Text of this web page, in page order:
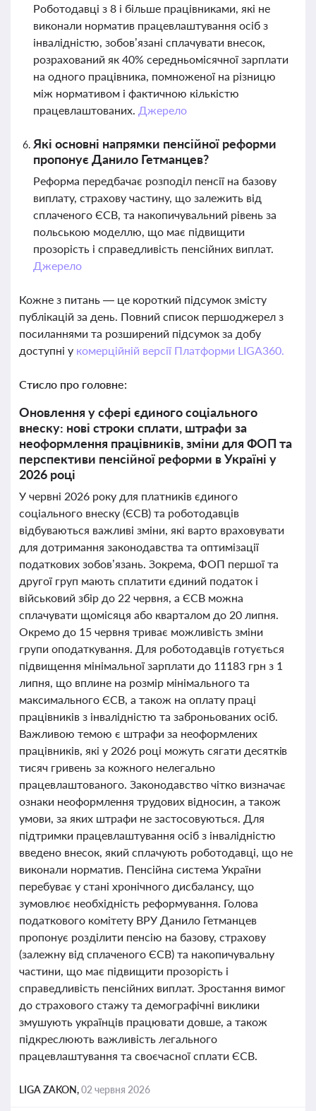
Роботодавці з 8 і більше працівниками, які не
виконали норматив працевлаштування осіб з
інвалідністю, зобов’язані сплачувати внесок,
розрахований як 40% середньомісячної зарплати
на одного працівника, помноженої на різницю
між нормативом і фактичною кількістю
працевлаштованих. Джерело
Які основні напрямки пенсійної реформи
пропонує Данило Гетманцев?
Реформа передбачає розподіл пенсії на базову
виплату, страхову частину, що залежить від
сплаченого ЄСВ, та накопичувальний рівень за
польською моделлю, що має підвищити
прозорість і справедливість пенсійних виплат.
Джерело
Кожне з питань — це короткий підсумок змісту
публікацій за день. Повний список першоджерел з
посиланнями та розширений підсумок за добу
доступні у комерційній версії Платформи LIGA360.
Стисло про головне:
Оновлення у сфері єдиного соціального
внеску: нові строки сплати, штрафи за
неоформлення працівників, зміни для ФОП та
перспективи пенсійної реформи в Україні у
2026 році
У червні 2026 року для платників єдиного
соціального внеску (ЄСВ) та роботодавців
відбуваються важливі зміни, які варто враховувати
для дотримання законодавства та оптимізації
податкових зобов’язань. Зокрема, ФОП першої та
другої груп мають сплатити єдиний податок і
військовий збір до 22 червня, а ЄСВ можна
сплачувати щомісяця або кварталом до 20 липня.
Окремо до 15 червня триває можливість зміни
групи оподаткування. Для роботодавців готується
підвищення мінімальної зарплати до 11183 грн з 1
липня, що вплине на розмір мінімального та
максимального ЄСВ, а також на оплату праці
працівників з інвалідністю та заброньованих осіб.
Важливою темою є штрафи за неоформлених
працівників, які у 2026 році можуть сягати десятків
тисяч гривень за кожного нелегально
працевлаштованого. Законодавство чітко визначає
ознаки неоформлення трудових відносин, а також
умови, за яких штрафи не застосовуються. Для
підтримки працевлаштування осіб з інвалідністю
введено внесок, який сплачують роботодавці, що не
виконали норматив. Пенсійна система України
перебуває у стані хронічного дисбалансу, що
зумовлює необхідність реформування. Голова
податкового комітету ВРУ Данило Гетманцев
пропонує розділити пенсію на базову, страхову
(залежну від сплаченого ЄСВ) та накопичувальну
частини, що має підвищити прозорість і
справедливість пенсійних виплат. Зростання вимог
до страхового стажу та демографічні виклики
змушують українців працювати довше, а також
підкреслюють важливість легального
працевлаштування та своєчасної сплати ЄСВ.
LIGA ZAKON,02 червня 2026